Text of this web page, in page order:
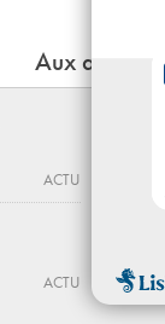
Aux
ACTU
ACTU
LA